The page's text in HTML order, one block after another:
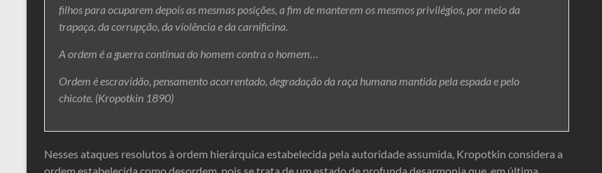
filhos para ocuparem depois as mesmas posições, a fim de manterem os mesmos privilégios, por meio da
trapaça, da corrupção, da violência e da carnificina.
A ordem é a guerra contínua do homem contra o homem…
Ordem é escravidão, pensamento acorrentado, degradação da raça humana mantida pela espada e pelo
chicote. (Kropotkin 1890)
Nesses ataques resolutos à ordem hierárquica estabelecida pela autoridade assumida, Kropotkin considera a